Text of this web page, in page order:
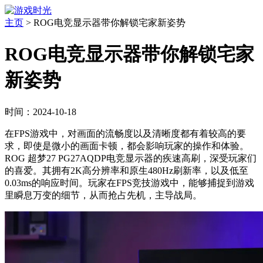
主页 > ROG电竞显示器带你解锁宅家新姿势
ROG电竞显示器带你解锁宅家
新姿势
时间：2024-10-18
在FPS游戏中，对画面的流畅度以及清晰度都有着较高的要
求，即使是微小的画面卡顿，都会影响玩家的操作和体验。
ROG 超梦27 PG27AQDP电竞显示器的疾速高刷，深受玩家们
的喜爱。其拥有2K高分辨率和原生480Hz刷新率，以及低至
0.03ms的响应时间。玩家在FPS竞技游戏中，能够捕捉到游戏
里瞬息万变的细节，从而抢占先机，主导战局。